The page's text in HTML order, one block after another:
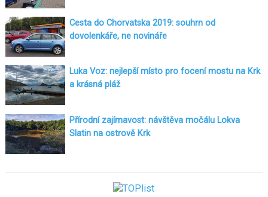
Cesta do Chorvatska 2019: souhrn od
dovolenkáře, ne novináře
Luka Voz: nejlepší místo pro focení mostu na Krk
a krásná pláž
Přírodní zajímavost: návštěva močálu Lokva
Slatin na ostrově Krk